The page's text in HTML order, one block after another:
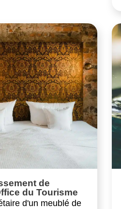
de
du Tourisme
d'un meublé de